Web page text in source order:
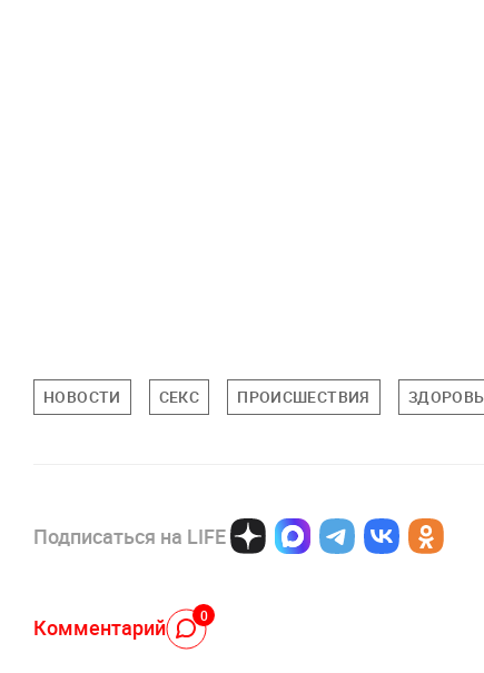
НОВОСТИ СЕКС ПРОИСШЕСТВИЯ
Подписаться на LIFE
Комментарий 0